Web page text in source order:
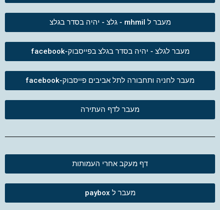
מעבר ל mhmil - גלצ - יהיה בסדר בגלצ
מעבר לגלצ - יהיה בסדר בגלצ בפייסבוק-facebook
מעבר לחניה ותחבורה לתל אביבים פייסבוק-facebook
מעבר לדף העתירה
דף מעקב אחרי העמותות
מעבר ל paybox